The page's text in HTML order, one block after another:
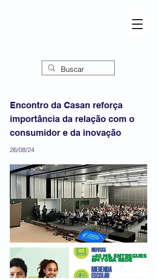
Encontro da Casan reforça
importância da relação com o
consumidor e da inovação
26/08/24